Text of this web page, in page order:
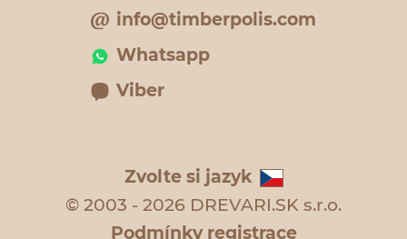
info@timberpolis.com
Whatsapp
Viber
Zvolte si jazyk
© 2003 - 2026 DREVARI.SK s.r.o.
Podmínky registrace